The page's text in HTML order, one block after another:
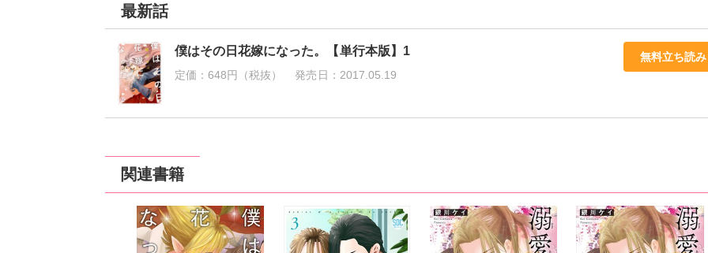
最新話
僕はその日花嫁になった。【単行本版】1
定価：648円（税抜） 発売日： 2017.05.19
無料立ち読み
関連書籍